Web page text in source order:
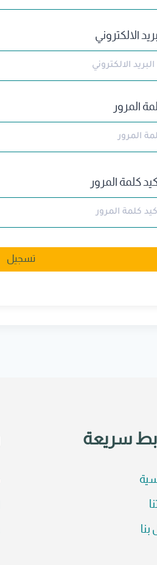
الالكتروني
المرور
كلمة المرور
تسجيل
سريعة
بنا